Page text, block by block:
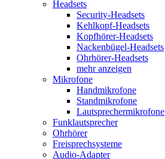
Headsets
Security-Headsets
Kehlkopf-Headsets
Kopfhörer-Headsets
Nackenbügel-Headsets
Ohrhörer-Headsets
mehr anzeigen
Mikrofone
Handmikrofone
Standmikrofone
Lautsprechermikrofone
Funklautsprecher
Ohrhörer
Freisprechsysteme
Audio-Adapter